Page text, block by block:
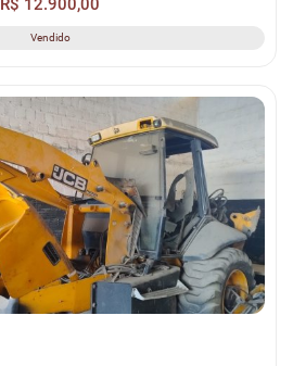
R$ 12.900,00
Vendido